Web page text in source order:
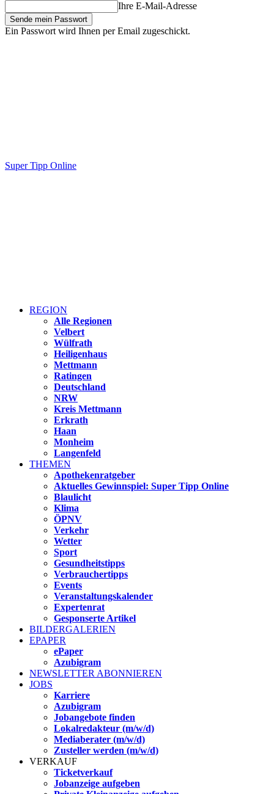
Ihre E-Mail-Adresse
Ein Passwort wird Ihnen per Email zugeschickt.
Super Tipp Online
REGION
Alle Regionen
Velbert
Wülfrath
Heiligenhaus
Mettmann
Ratingen
Deutschland
NRW
Kreis Mettmann
Erkrath
Haan
Monheim
Langenfeld
THEMEN
Apothekenratgeber
Aktuelles Gewinnspiel: Super Tipp Online
Blaulicht
Klima
ÖPNV
Verkehr
Wetter
Sport
Gesundheitstipps
Verbrauchertipps
Events
Veranstaltungskalender
Expertenrat
Gesponserte Artikel
BILDERGALERIEN
EPAPER
ePaper
Azubigram
NEWSLETTER ABONNIEREN
JOBS
Karriere
Azubigram
Jobangebote finden
Lokalredakteur (m/w/d)
Mediaberater (m/w/d)
Zusteller werden (m/w/d)
VERKAUF
Ticketverkauf
Jobanzeige aufgeben